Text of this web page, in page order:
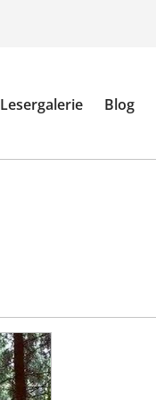
Lesergalerie Blog